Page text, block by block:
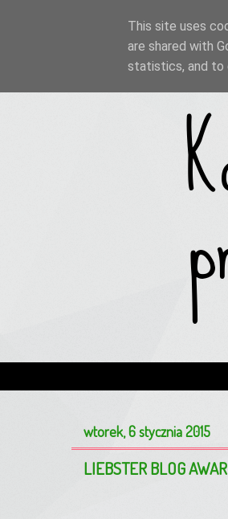
wtorek, 6 stycznia 2015
LIEBSTER BLOG
This site uses
are shared with
statistics, and to